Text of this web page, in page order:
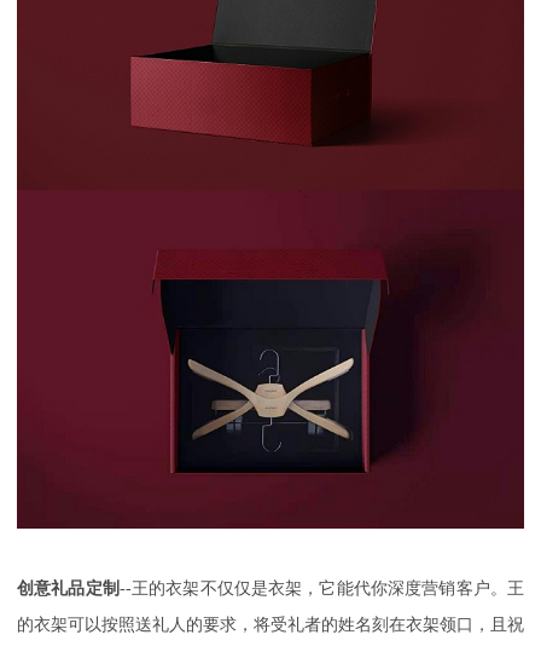
创意礼品定制 --王的衣架不仅仅是衣架，它能代你深度营销客户。王
的衣架可以按照送礼人的要求，将受礼者的姓名刻在衣架领口，且祝